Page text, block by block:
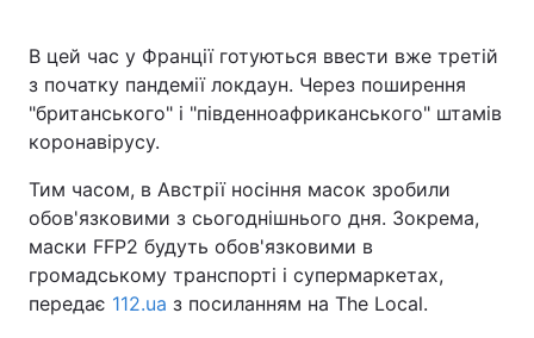
Тема оформлення
В цей час у Франції готуються ввести вже третій
з початку пандемії локдаун. Через поширення
"британського" і "південноафриканського" штамів
коронавірусу.
Тим часом, в Австрії носіння масок зробили
обов'язковими з сьогоднішнього дня. Зокрема,
маски FFP2 будуть обов'язковими в
громадському транспорті і супермаркетах,
передає 112.ua з посиланням на The Local.